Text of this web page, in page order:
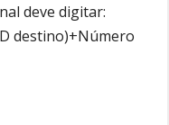
deve digitar:
destino)+Número